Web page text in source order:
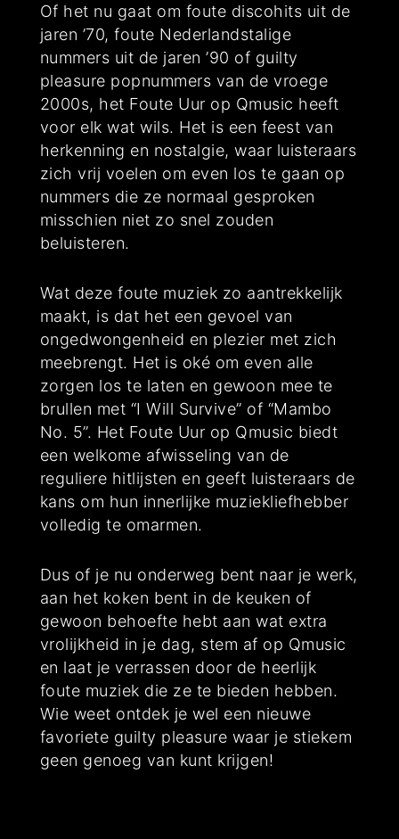
Of het nu gaat om foute discohits uit de
jaren ’70, foute Nederlandstalige
nummers uit de jaren ’90 of guilty
pleasure popnummers van de vroege
2000s, het Foute Uur op Qmusic heeft
voor elk wat wils. Het is een feest van
herkenning en nostalgie, waar luisteraars
zich vrij voelen om even los te gaan op
nummers die ze normaal gesproken
misschien niet zo snel zouden
beluisteren.
Wat deze foute muziek zo aantrekkelijk
maakt, is dat het een gevoel van
ongedwongenheid en plezier met zich
meebrengt. Het is oké om even alle
zorgen los te laten en gewoon mee te
brullen met “I Will Survive” of “Mambo
No. 5”. Het Foute Uur op Qmusic biedt
een welkome afwisseling van de
reguliere hitlijsten en geeft luisteraars de
kans om hun innerlijke muziekliefhebber
volledig te omarmen.
Dus of je nu onderweg bent naar je werk,
aan het koken bent in de keuken of
gewoon behoefte hebt aan wat extra
vrolijkheid in je dag, stem af op Qmusic
en laat je verrassen door de heerlijk
foute muziek die ze te bieden hebben.
Wie weet ontdek je wel een nieuwe
favoriete guilty pleasure waar je stiekem
geen genoeg van kunt krijgen!